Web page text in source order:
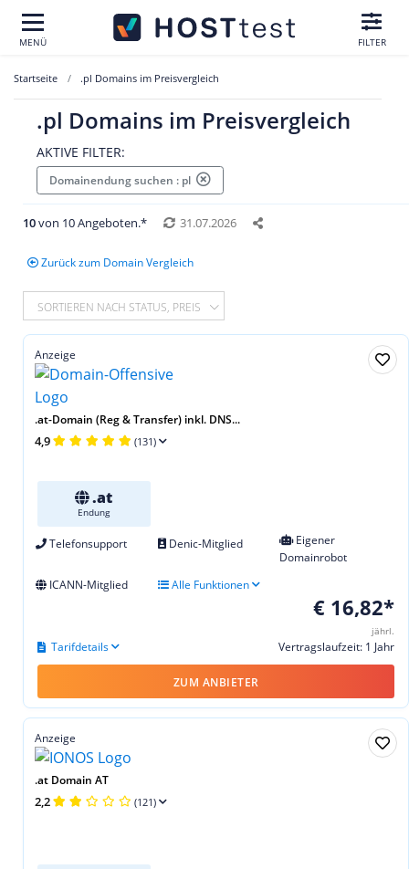
MENÜ FILTER
Startseite .pl Domains im Preisvergleich
.pl Domains im Preisvergleich
AKTIVE FILTER:
Domainendung suchen : pl
10von 10 Angeboten.* 31.07.2026
Zurück zum Domain Vergleich
SORTIEREN NACH STATUS, PREIS
Anzeige
.at-Domain (Reg & Transfer) inkl. DNS...
4,9 (131)
.at
Endung
Telefonsupport Denic-Mitglied
Eigener
Domainrobot
ICANN-Mitglied
Alle Funktionen
€ 16,82*
jährl.
Vertragslaufzeit: 1 Jahr
Tarifdetails
ZUM ANBIETER
Anzeige
.at Domain AT
2,2 (121)